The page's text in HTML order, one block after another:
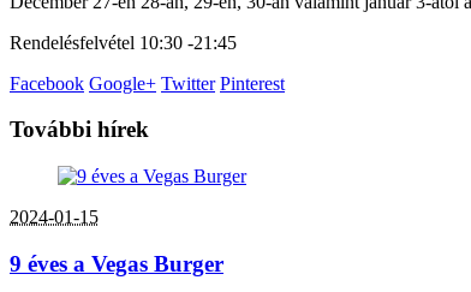
Rendelésfelvétel 10:30 -21:45
Facebook Google+ Twitter Pinterest
További hírek
2024-01-15
9 éves a Vegas Burger